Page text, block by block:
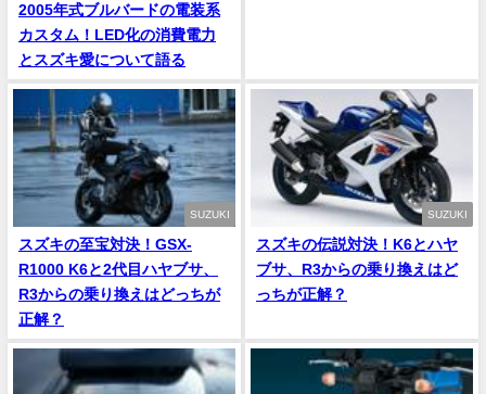
2005年式ブルバードの電装系
カスタム！LED化の消費電力
とスズキ愛について語る
SUZUKI
スズキの至宝対決！GSX-
R1000 K6と2代目ハヤブサ、
R3からの乗り換えはどっちが
正解？
SUZUKI
スズキの伝説対決！K6とハヤ
ブサ、R3からの乗り換えはど
っちが正解？